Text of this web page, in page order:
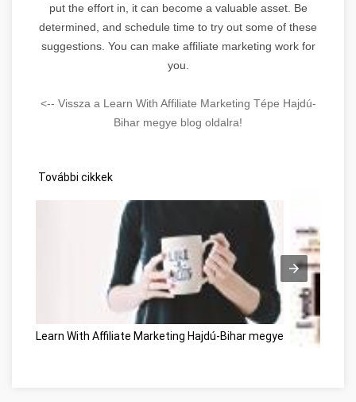
put the effort in, it can become a valuable asset. Be
determined, and schedule time to try out some of these
suggestions. You can make affiliate marketing work for
you.
<-- Vissza a Learn With Affiliate Marketing Tépe Hajdú-
Bihar megye blog oldalra!
További cikkek
Learn With Affiliate Marketing Hajdú-Bihar megye